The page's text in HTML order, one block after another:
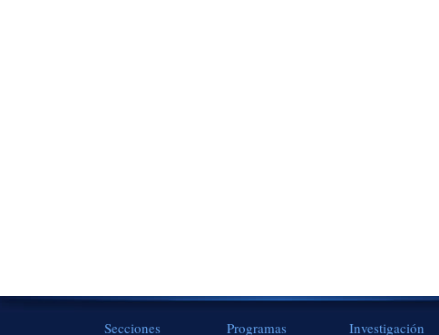
Secciones Programas Investigación